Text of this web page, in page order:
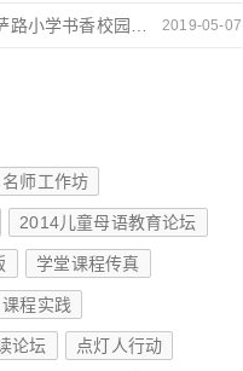
2019-05-07
名师工作坊
2014儿童母语教育论坛
学堂课程传真
课程实践
论坛 点灯人行动